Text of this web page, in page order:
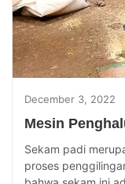
December 3, 2022
Mesin
Sekam padi
proses